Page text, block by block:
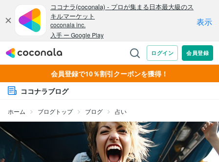
会員登録で10％割引クーポンを獲得！
ココナラブログ
ホーム ブログトップ ブログ 占い